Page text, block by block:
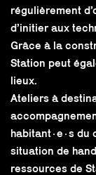
régulièrement
d’initier aux
Grâce à la
Station peut
lieux.
Ateliers à
habitant·e·s du
situation de
ressources de